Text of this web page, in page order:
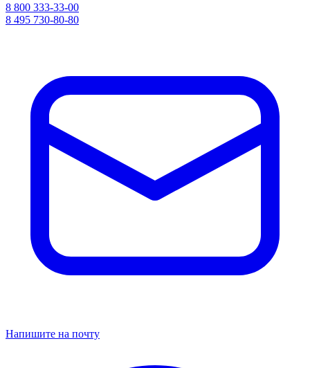
8 800 333-33-00
8 495 730-80-80
Напишите на почту